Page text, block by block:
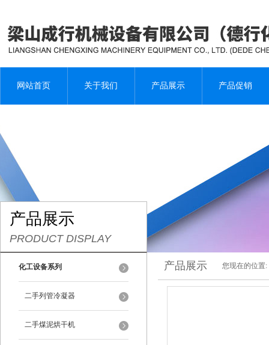
网站首页 关于我们 产品展示 产品促销
产品展示
PRODUCT DISPLAY
化工设备系列
二手列管冷凝器
二手煤泥烘干机
产品展示 您现在的位置: